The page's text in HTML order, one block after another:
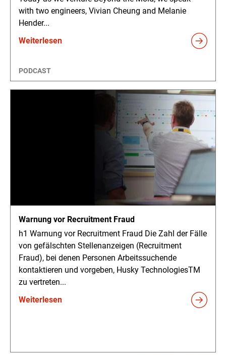
with two engineers, Vivian Cheung and Melanie
Hender...
Weiterlesen
PODCAST
Warnung vor Recruitment Fraud
h1 Warnung vor Recruitment Fraud Die Zahl der Fälle
von gefälschten Stellenanzeigen (Recruitment
Fraud), bei denen Personen Arbeitssuchende
kontaktieren und vorgeben, Husky TechnologiesTM
zu vertreten...
Weiterlesen